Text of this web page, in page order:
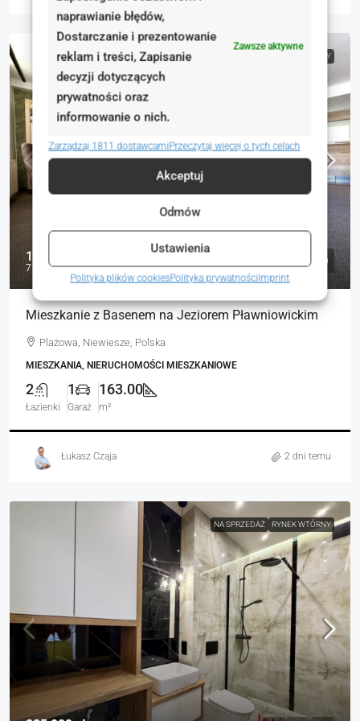
naprawianie błędów,
Dostarczanie i prezentowanie
reklam i treści, Zapisanie
decyzji dotyczących
prywatności oraz
informowanie o nich.
Zawsze aktywne
Zarządzaj 1811 dostawcamiPrzeczytaj więcej o tych celach
Akceptuj
Odmów
Ustawienia
Polityka plików cookiesPolityka prywatnościImprint
RYNEK WTÓRNY
1 290 000 zł
7 914 zł
Mieszkanie z Basenem na Jeziorem Pławniowickim
Plażowa, Niewiesze, Polska
MIESZKANIA, NIERUCHOMOŚCI MIESZKANIOWE
2
Łazienki
1
Garaż
163.00
m²
Łukasz Czaja 2 dni temu
NA SPRZEDAŻ RYNEK WTÓRNY